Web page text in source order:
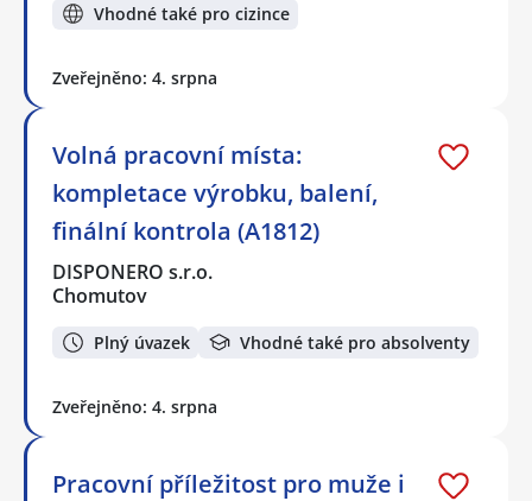
Vhodné také pro cizince
Zveřejněno: 4. srpna
Volná pracovní místa:
kompletace výrobku, balení,
finální kontrola (A1812)
DISPONERO s.r.o.
Chomutov
Plný úvazek Vhodné také pro absolventy
Zveřejněno: 4. srpna
Pracovní příležitost pro muže i